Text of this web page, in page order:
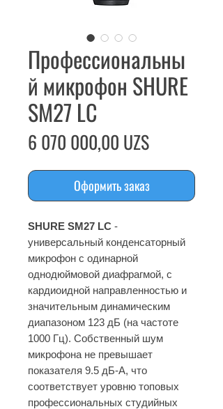
Профессиональны
й микрофон SHURE
SM27 LC
6 070 000,00 UZSЦена
Оформить заказ
SHURE SM27 LC -
универсальный конденсаторный
микрофон с одинарной
однодюймовой диафрагмой, с
кардиоидной направленностью и
значительным динамическим
диапазоном 123 дБ (на частоте
1000 Гц). Собственный шум
микрофона не превышает
показателя 9.5 дБ-А, что
соответствует уровню топовых
профессиональных студийных